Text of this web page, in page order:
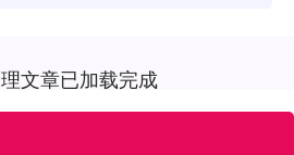
文章已加载完成